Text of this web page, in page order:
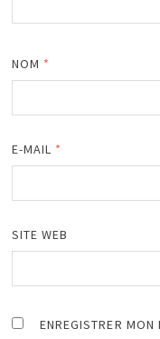
NOM *
E-MAIL *
SITE WEB
ENREGISTRER